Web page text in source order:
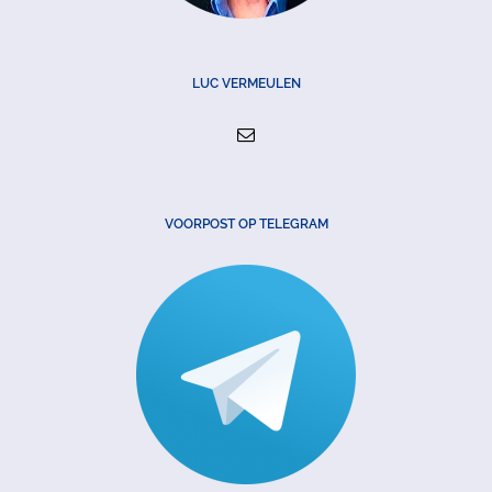
LUC VERMEULEN
VOORPOST OP TELEGRAM